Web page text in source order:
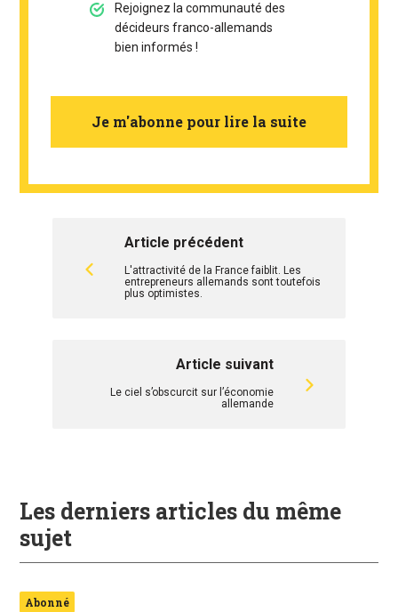
Rejoignez la communauté des
décideurs franco-allemands
bien informés !
Je m'abonne pour lire la suite
Article précédent
L'attractivité de la France faiblit. Les
entrepreneurs allemands sont toutefois
plus optimistes.
Article suivant
Le ciel s’obscurcit sur l’économie
allemande
Les derniers articles du même
sujet
Abonné